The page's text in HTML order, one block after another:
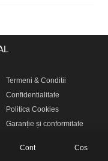
Termeni & Conditii
Confidentialitate
Politica Cookies
Garanție și conformitate
Cont Cos